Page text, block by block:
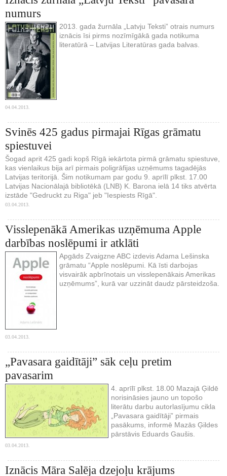
numurs
2013. gada žurnāla „Latvju Teksti” otrais numurs
iznācis īsi pirms nozīmīgākā gada notikuma
literatūrā – Latvijas Literatūras gada balvas.
04.04.2013.
Svinēs 425 gadus pirmajai Rīgas grāmatu
spiestuvei
Šogad aprit 425 gadi kopš Rīgā iekārtota pirmā grāmatu spiestuve,
kas vienlaikus bija arī pirmais poligrāfijas uzņēmums tagadējās
Latvijas teritorijā. Šim notikumam par godu 9. aprīlī plkst. 17.00
Latvijas Nacionālajā bibliotēkā (LNB) K. Barona ielā 14 tiks atvērta
izstāde "Gedruckt zu Riga" jeb "Iespiests Rīgā".
03.04.2013.
Visslepenākā Amerikas uzņēmuma Apple
darbības noslēpumi ir atklāti
Apgāds Zvaigzne ABC izdevis Adama Lešinska
grāmatu “Apple noslēpumi. Kā īsti darbojas
visvairāk apbrīnotais un visslepenākais Amerikas
uzņēmums”, kurā var uzzināt daudz pārsteidzoša.
03.04.2013.
„Pavasara gaidītāji” sāk ceļu pretim
pavasarim
4. aprīlī plkst. 18.00 Mazajā Ģildē
norisināsies jauno un topošo
literātu darbu autorlasījumu cikla
„Pavasara gaidītāji” pirmais
pasākums, informē Mazās Ģildes
pārstāvis Eduards Gaušis.
03.04.2013.
Iznācis Māra Salēja dzejoļu krājums